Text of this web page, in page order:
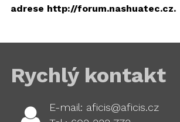
adrese http://forum.nashuatec.cz.
Rychlý kontakt
E-mail: aficis@aficis.cz